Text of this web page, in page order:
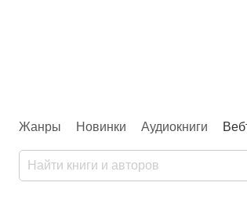
Жанры Новинки Аудиокниги